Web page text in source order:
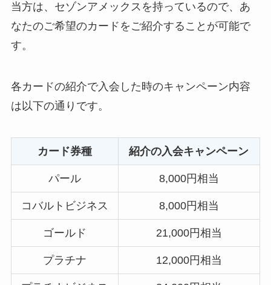
当方は、セゾンアメックスを持っているので、あ
なたのご希望のカードをご紹介することが可能で
す。
各カードの紹介で入会した時のキャンペーン内容
は以下の通りです。
カード券種 紹介の入会キャンペーン
パール 8,000円相当
コバルトビジネス 8,000円相当
ゴールド 21,000円相当
プラチナ 12,000円相当